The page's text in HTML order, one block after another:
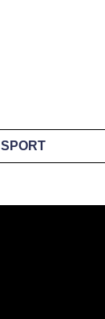
SPORT